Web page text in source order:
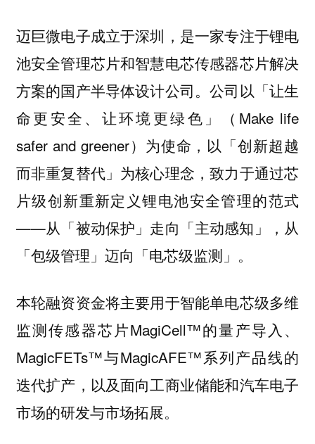
迈巨微电子成立于深圳，是一家专注于锂电
池安全管理芯片和智慧电芯传感器芯片解决
方案的国产半导体设计公司。公司以「让生
命更安全、让环境更绿色」（Make life
safer and greener）为使命，以「创新超越
而非重复替代」为核心理念，致力于通过芯
片级创新重新定义锂电池安全管理的范式
——从「被动保护」走向「主动感知」，从
「包级管理」迈向「电芯级监测」。
本轮融资资金将主要用于智能单电芯级多维
监测传感器芯片MagiCell™的量产导入、
MagicFETs™与MagicAFE™系列产品线的
迭代扩产，以及面向工商业储能和汽车电子
市场的研发与市场拓展。